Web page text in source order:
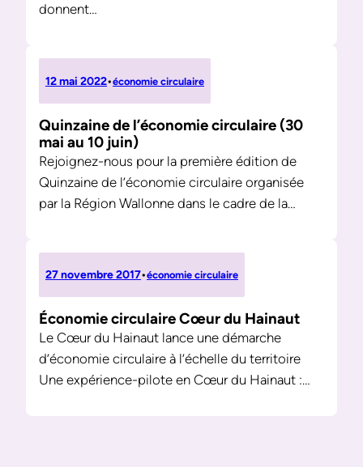
donnent…
12 mai 2022•économie circulaire
Quinzaine de l’économie circulaire (30
mai au 10 juin)
Rejoignez-nous pour la première édition de
Quinzaine de l’économie circulaire organisée
par la Région Wallonne dans le cadre de la…
27 novembre 2017•économie circulaire
Économie circulaire Cœur du Hainaut
Le Cœur du Hainaut lance une démarche
d’économie circulaire à l’échelle du territoire
Une expérience-pilote en Cœur du Hainaut :…